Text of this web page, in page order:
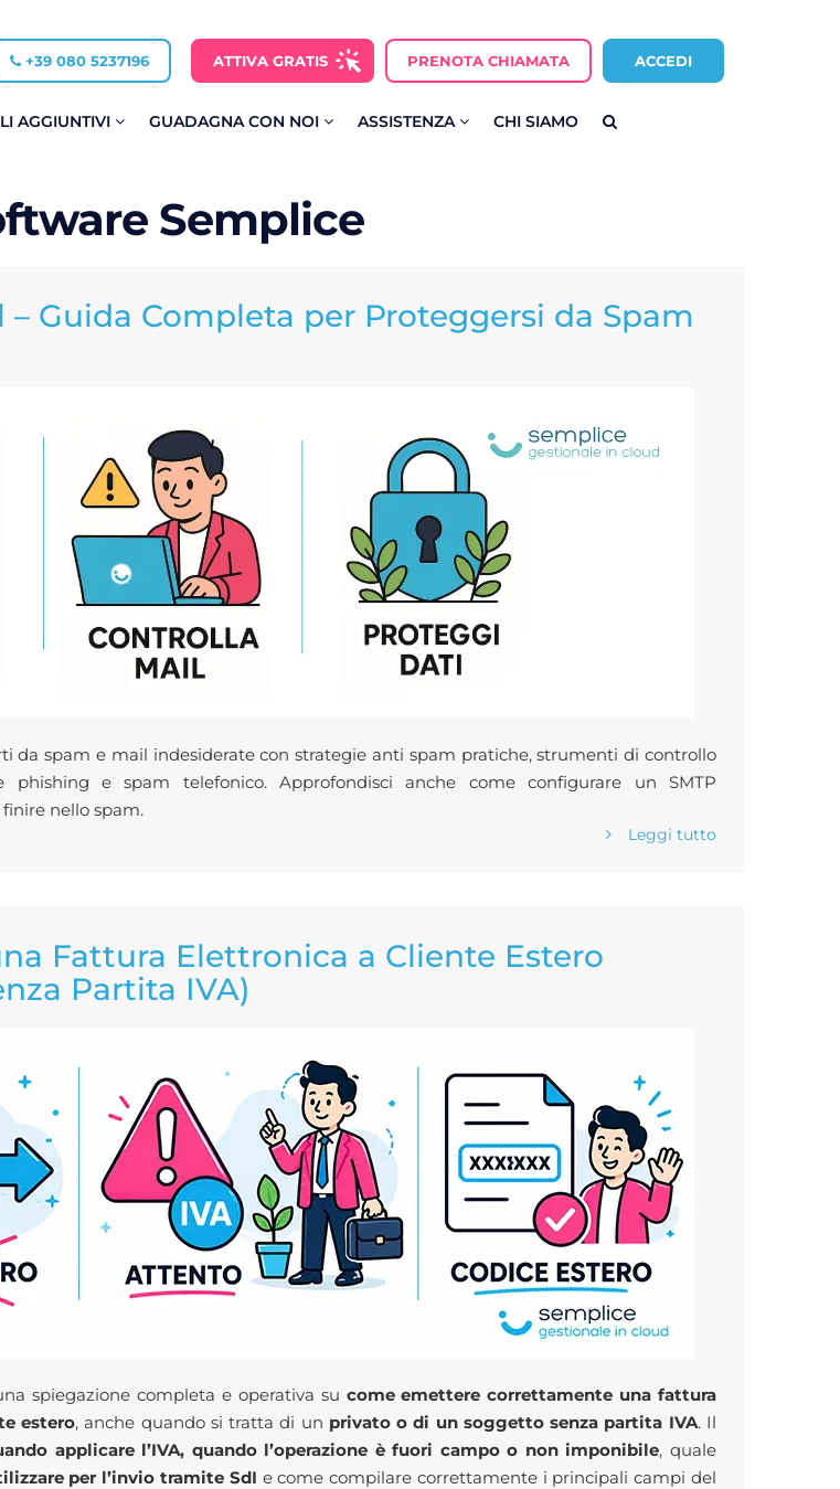
+39 080 5237196 ATTIVA GRATIS PRENOTA CHIAMATA ACCEDI
AGGIUNTIVI GUADAGNA CON NOI ASSISTENZA CHI SIAMO
Semplice
– Guida Completa per Proteggersi da Spam
da spam e mail indesiderate con strategie anti spam pratiche, strumenti di controllo
phishing e spam telefonico. Approfondisci anche come configurare un SMTP
nello spam.
Leggi tutto
Fattura Elettronica a Cliente Estero
Partita IVA)
spiegazione completa e operativa su come emettere correttamente una fattura
estero, anche quando si tratta di un privato o di un soggetto senza partita IVA. Il
applicare l’IVA, quando l’operazione è fuori campo o non imponibile, quale
per l’invio tramite SdI e come compilare correttamente i principali campi del